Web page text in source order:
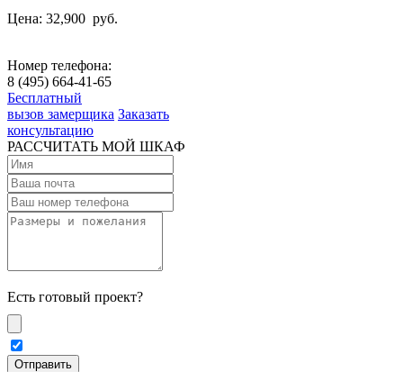
Цена: 32,900 руб.
Номер телефона:
8 (495) 664-41-65
Бесплатный
вызов замерщика Заказать
консультацию
РАССЧИТАТЬ МОЙ ШКАФ
Есть готовый проект?